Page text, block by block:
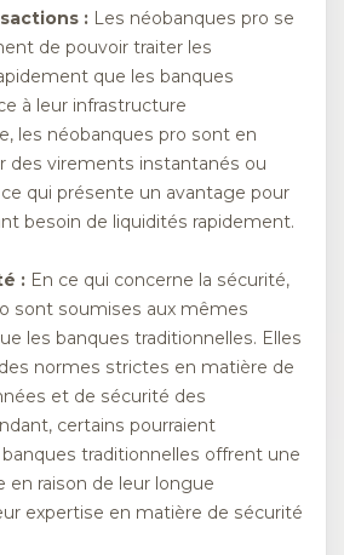
: Les néobanques pro se
de pouvoir traiter les
que les banques
à leur infrastructure
les néobanques pro sont en
des virements instantanés ou
qui présente un avantage pour
besoin de liquidités rapidement.
: En ce qui concerne la sécurité,
sont soumises aux mêmes
les banques traditionnelles. Elles
normes strictes en matière de
et de sécurité des
certains pourraient
traditionnelles offrent une
en raison de leur longue
expertise en matière de sécurité